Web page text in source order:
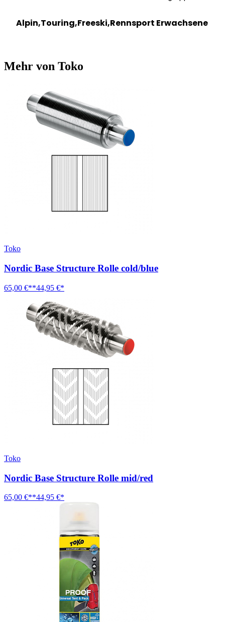
Alpin,Touring,Freeski,Rennsport Erwachsene
Mehr von Toko
Toko
Nordic Base Structure Rolle cold/blue
65,00 €**44,95 €*
Toko
Nordic Base Structure Rolle mid/red
65,00 €**44,95 €*